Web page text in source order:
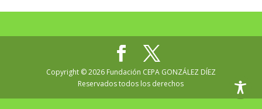
Copyright © 2026 Fundación CEPA GONZÁLEZ DÍEZ
Reservados todos los derechos